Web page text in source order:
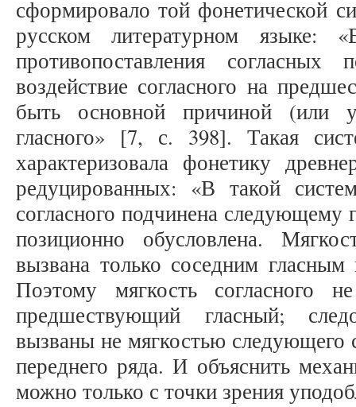
сформировало той фонетической
русском литературном
противопоставления
воздействие согласного на
быть основной причиной (или
гласного» [7, с. 398]. Такая
характеризовала фонетику
редуцированных: «В такой
согласного подчинена следующему
позиционно обусловлена.
вызвана только соседним
Поэтому мягкость согласного
предшествующий гласный;
вызваны не мягкостью
переднего ряда. И объяснить
можно только с точки зрения